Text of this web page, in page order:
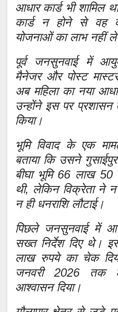
आधार कार्ड भी
कार्ड न होने से वह
योजनाओं का लाभ नहीं ले
पूर्व जनसुनवाई में
मैनेजर और पोस्ट
अब महिला का नया
उन्होंने इस पर
किया।
भूमि विवाद के एक
बताया कि उसने
बीघा भूमि 66 लाख 50
थी, लेकिन विक्रेता ने
न ही धनराशि लौटाई।
पिछले जनसुनवाई में
सख्त निर्देश दिए थे।
लाख रुपये का चेक
जनवरी 2026 तक
आश्वासन दिया।